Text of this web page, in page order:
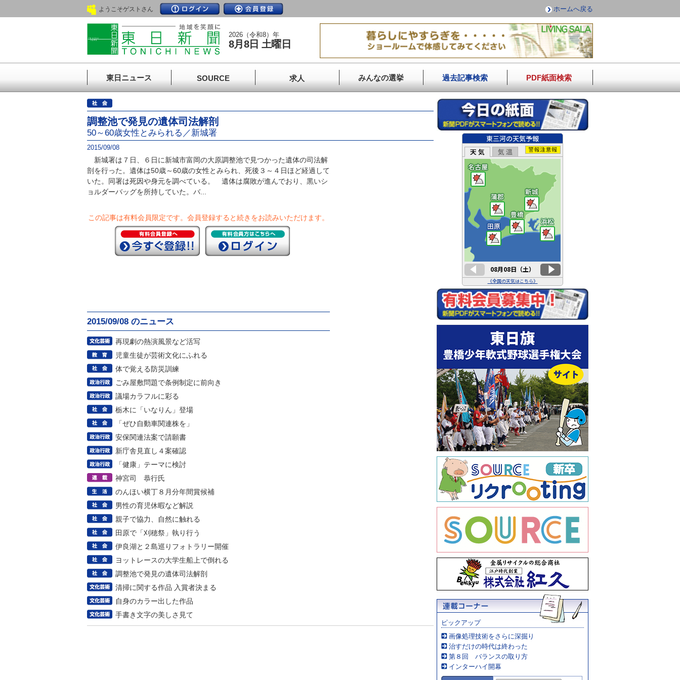
ようこそゲストさん ホームへ戻る
2026（令和8）年
8月8日 土曜日
東日ニュース SOURCE 求人 みんなの選挙 過去記事検索 PDF紙面検索
調整池で発見の遺体司法解剖
50～60歳女性とみられる／新城署
2015/09/08
新城署は７日、６日に新城市富岡の大原調整池で見つかった遺体の司法解
剖を行った。遺体は50歳～60歳の女性とみられ、死後３～４日ほど経過して
いた。同署は死因や身元を調べている。 遺体は腐敗が進んでおり、黒いシ
ョルダーバッグを所持していた。バ...
この記事は有料会員限定です。 会員登録すると続きをお読みいただけます。
2015/09/08 のニュース
再現劇の熱演風景など活写
児童生徒が芸術文化にふれる
体で覚える防災訓練
ごみ屋敷問題で条例制定に前向き
議場カラフルに彩る
栃木に「いなりん」登場
「ぜひ自動車関連株を」
安保関連法案で請願書
新庁舎見直し４案確認
「健康」テーマに検討
神宮司 恭行氏
のんほい横丁８月分年間賞候補
男性の育児休暇など解説
親子で協力、自然に触れる
田原で「刈穂祭」執り行う
伊良湖と２島巡りフォトラリー開催
ヨットレースの大学生船上で倒れる
調整池で発見の遺体司法解剖
清掃に関する作品 入賞者決まる
自身のカラー出した作品
手書き文字の美しさ見て
ピックアップ
画像処理技術をさらに深掘り
治すだけの時代は終わった
第８回 バランスの取り方
インターハイ開幕